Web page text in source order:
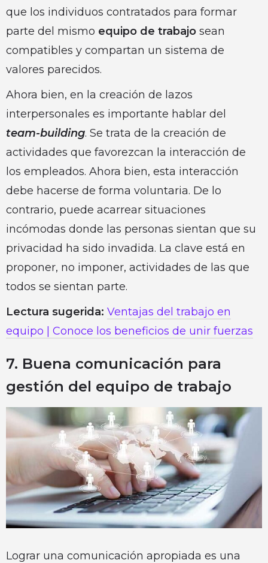
que los individuos contratados para formar
parte del mismo equipo de trabajo sean
compatibles y compartan un sistema de
valores parecidos.
Ahora bien, en la creación de lazos
interpersonales es importante hablar del
team-building. Se trata de la creación de
actividades que favorezcan la interacción de
los empleados. Ahora bien, esta interacción
debe hacerse de forma voluntaria. De lo
contrario, puede acarrear situaciones
incómodas donde las personas sientan que su
privacidad ha sido invadida. La clave está en
proponer, no imponer, actividades de las que
todos se sientan parte.
Lectura sugerida: Ventajas del trabajo en
equipo | Conoce los beneficios de unir fuerzas
7. Buena comunicación para
gestión del equipo de trabajo
Lograr una comunicación apropiada es una